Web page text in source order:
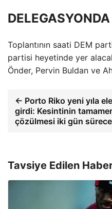
Toplantının saati DEM
partisi heyetinde yer
Önder, Pervin Buldan ve
← Porto Riko yeni yıla
girdi: Kesintinin
çözülmesi iki gün
Tavsiye Edilen